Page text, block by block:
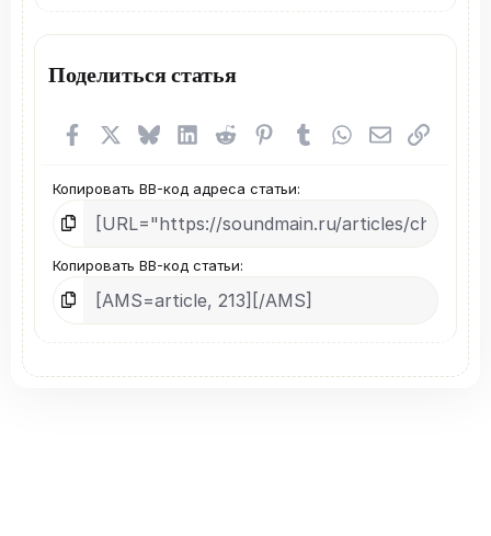
Поделиться статья
FacebookX (Twitter)
BlueskyLinkedInReddit Pinterest
TumblrWhatsAppСсылка
Копировать BB-код адреса статьи
Копировать BB-код статьи